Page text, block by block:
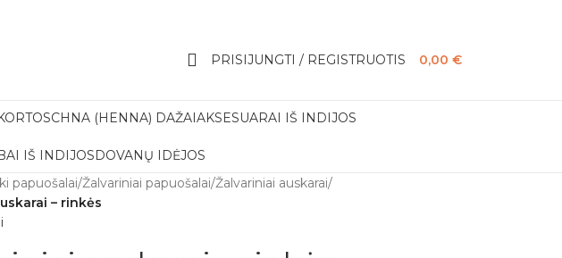
PRISIJUNGTI / REGISTRUOTIS 0,00 €
CHNA (HENNA) DAŽAIAKSESUARAI IŠ INDIJOS
IŠ INDIJOSDOVANŲ IDĖJOS
papuošalai/Žalvariniai papuošalai/Žalvariniai auskarai/
– rinkės